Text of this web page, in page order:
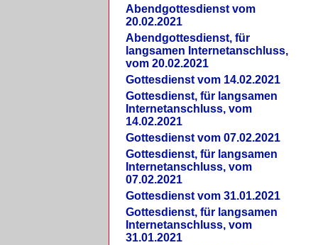
Abendgottesdienst vom
20.02.2021
Abendgottesdienst, für
langsamen Internetanschluss,
vom 20.02.2021
Gottesdienst vom 14.02.2021
Gottesdienst, für langsamen
Internetanschluss, vom
14.02.2021
Gottesdienst vom 07.02.2021
Gottesdienst, für langsamen
Internetanschluss, vom
07.02.2021
Gottesdienst vom 31.01.2021
Gottesdienst, für langsamen
Internetanschluss, vom
31.01.2021